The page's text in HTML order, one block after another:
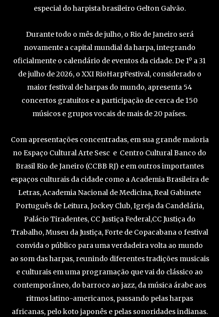
especial do harpista brasileiro Gelton Galvão.
Durante todo o mês de julho, o Rio de Janeiro será
novamente a capital mundial da harpa, integrando
oficialmente o calendário de eventos da cidade. De 1º a 31
de julho de 2026, o XXI RioHarpFestival, considerado o
maior festival de harpas do mundo, apresenta 54
concertos gratuitos e a participação de cerca de 150
músicos e grupos vocais de mais de 20 países.
Com apresentações concentradas, em sua grande maioria
no Espaço Cultural Arte Sesc e Centro Cultural Banco do
Brasil Rio de Janeiro (CCBB RJ) e em outros importantes
espaços culturais da cidade como a Academia Brasileira de
Letras, Academia Nacional de Medicina, Real Gabinete
Português de Leitura, Jockey Club, Igreja da Candelária,
Palácio Tiradentes, CC Justiça Federal,CC Justiça do
Trabalho, Museu da Justiça, Forte de Copacabana o festival
convida o público para uma verdadeira volta ao mundo
ao som das harpas, reunindo diferentes tradições musicais
e culturais em uma programação que vai do clássico ao
contemporâneo, do barroco ao jazz, da música árabe aos
ritmos latino-americanos, passando pelas harpas
africanas, pelo koto japonês e pelas sonoridades indianas.